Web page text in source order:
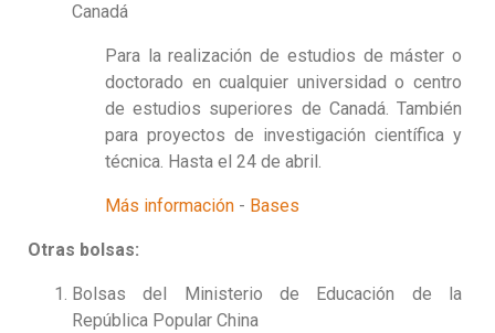
Canadá
Para la realización de estudios de máster o
doctorado en cualquier universidad o centro
de estudios superiores de Canadá. También
para proyectos de investigación científica y
técnica. Hasta el 24 de abril.
Más información - Bases
Otras bolsas:
Bolsas del Ministerio de Educación de la
República Popular China